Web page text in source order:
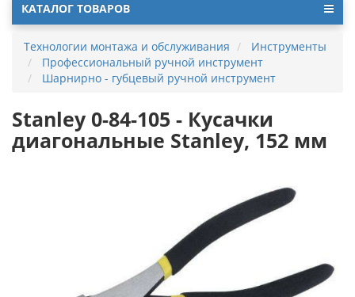
КАТАЛОГ ТОВАРОВ
Технологии монтажа и обслуживания
Инструменты
Профессиональный ручной инструмент
Шарнирно - губцевый ручной инструмент
Stanley 0-84-105 - Кусачки
диагональные Stanley, 152 мм